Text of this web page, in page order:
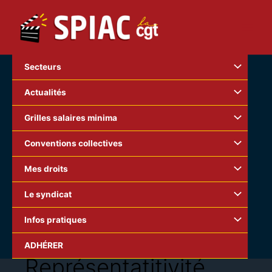
contenu
Secteurs
Actualités
Grilles salaires minima
Conventions collectives
Mes droits
Le syndicat
Infos pratiques
ADHÉRER